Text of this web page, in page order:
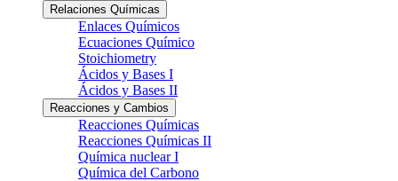
Relaciones Químicas
Enlaces Químicos
Ecuaciones Químico
Stoichiometry
Ácidos y Bases I
Ácidos y Bases II
Reacciones y Cambios
Reacciones Químicas
Reacciones Químicas II
Química nuclear I
Química del Carbono